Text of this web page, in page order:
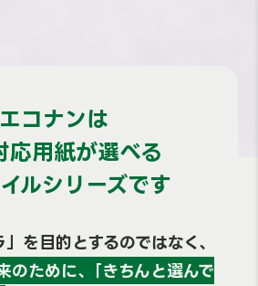
エコナンは
応用紙が選べる
ルシリーズです
を目的とするのではなく、
のために、｢きちんと選んで